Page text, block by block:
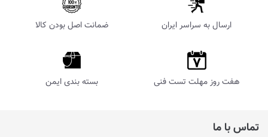
ارسال به سراسر ایران ضمانت اصل بودن کالا
هفت روز مهلت تست فنی بسته بندی ایمن
تماس با ما